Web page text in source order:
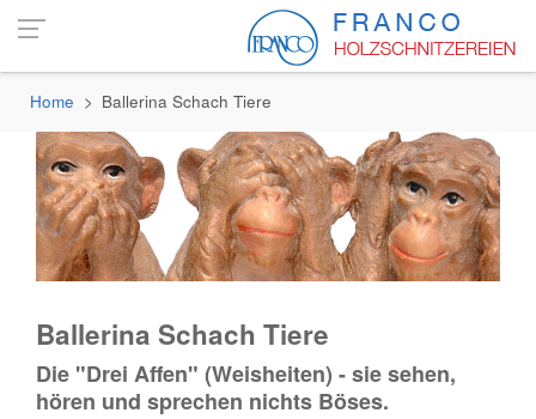
Home Ballerina Schach Tiere
Ballerina Schach Tiere
Die "Drei Affen" (Weisheiten) - sie sehen,
hören und sprechen nichts Böses.